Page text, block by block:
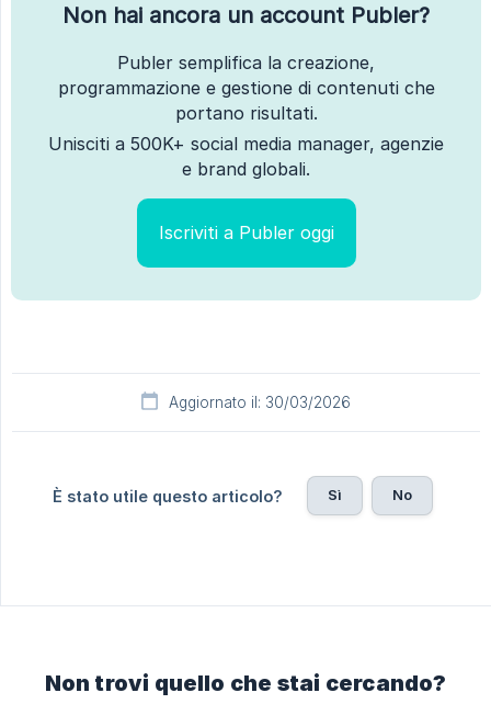
Non hai ancora un account Publer?
Publer semplifica la creazione,
programmazione e gestione di contenuti che
portano risultati.
Unisciti a 500K+ social media manager, agenzie
e brand globali.
Iscriviti a Publer oggi
Aggiornato il: 30/03/2026
È stato utile questo articolo? Sì No
Non trovi quello che stai cercando?